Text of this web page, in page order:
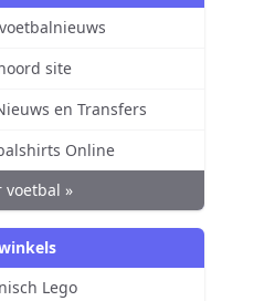
site
en Transfers
Online
voetbal »
Lego